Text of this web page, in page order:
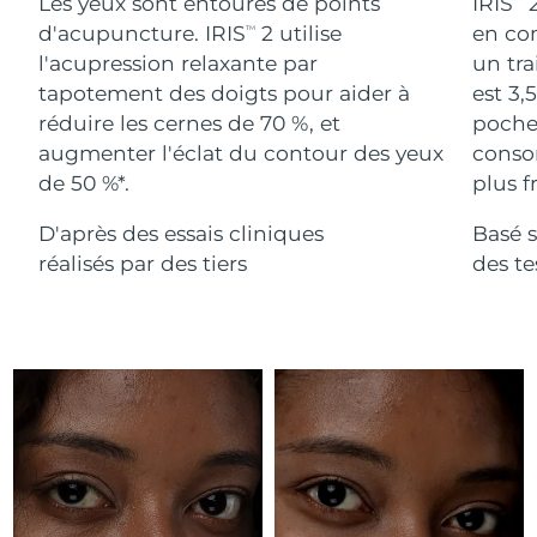
d'acupuncture. IRISTM
2 utilise
l'acupression relaxante par
tapotement des doigts pour aider à
réduire les cernes de 70 %, et
augmenter l'éclat du contour des yeux
de 50 %*.
D'après des essais cliniques
réalisés par des tiers
en
un
est
plus
Basé
des
For healthy hair
18% PAP
Cosmétiques Hommes
Acheter tout
FOREO APP
Israël Livraison estimée 8/12/26
Italie Livraison estimée 8/8/26
Livraison estimée 8/11/26
Jersey 8/13/26
Kazakhstan 8/10/26
Lettonie Livraison estimée8/8/26
Liban Livraison estimée
Lituanie Livraison estimée 8/8/26